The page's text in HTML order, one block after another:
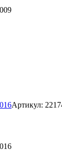
Артикул: